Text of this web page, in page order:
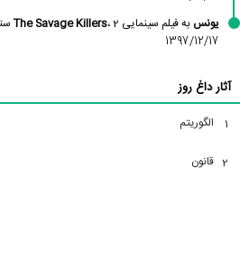
یونس به فیلم سینمایی The Savage Killers، 2 ستاره داد.
1397/12/17
آثار داغ روز
1 الگوریتم
2 قانون